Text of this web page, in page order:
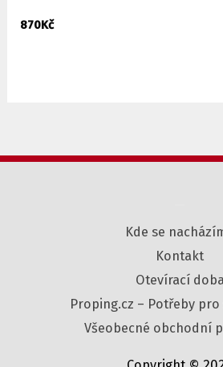
870Kč
Kde se
Kontakt
Otevírací doba
Proping.cz – Potřeby
Všeobecné obchodní